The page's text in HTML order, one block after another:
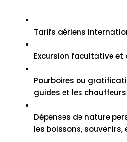
Tarifs aériens
Excursion facultative et
Pourboires ou
guides et les chauffeurs.
Dépenses de nature
les boissons, souvenirs,